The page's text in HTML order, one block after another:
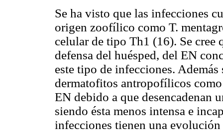
Se ha visto que las infecciones
origen zoofílico como T.
celular de tipo Th1 (16). Se cree
defensa del huésped, del EN
este tipo de infecciones.
dermatofitos antropofílicos
EN debido a que desencadenan
siendo ésta menos intensa e
infecciones tienen una